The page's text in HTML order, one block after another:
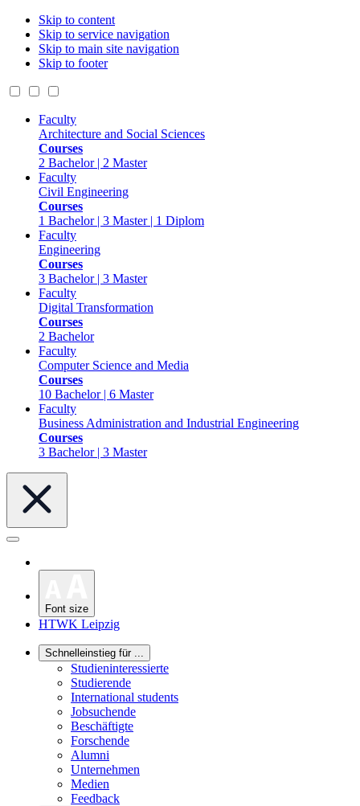
Skip to content
Skip to service navigation
Skip to main site navigation
Skip to footer
Faculty
Architecture and Social Sciences
Courses
2 Bachelor | 2 Master
Faculty
Civil Engineering
Courses
1 Bachelor | 3 Master | 1 Diplom
Faculty
Engineering
Courses
3 Bachelor | 3 Master
Faculty
Digital Transformation
Courses
2 Bachelor
Faculty
Computer Science and Media
Courses
10 Bachelor | 6 Master
Faculty
Business Administration and Industrial Engineering
Courses
3 Bachelor | 3 Master
Font size
HTWK Leipzig
Schnelleinstieg für ...
Studieninteressierte
Studierende
International students
Jobsuchende
Beschäftigte
Forschende
Alumni
Unternehmen
Medien
Feedback